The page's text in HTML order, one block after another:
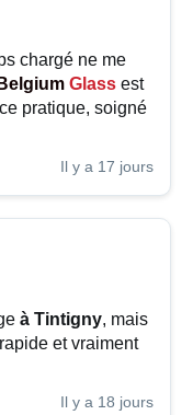
chargé ne me
Belgium Glass est
pratique, soigné
Il y a 17 jours
à Tintigny, mais
et vraiment
Il y a 18 jours